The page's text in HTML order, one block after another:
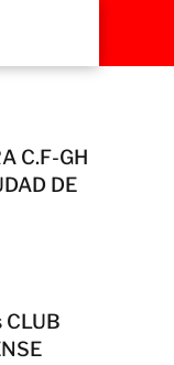
C.F-GH
DE
CLUB